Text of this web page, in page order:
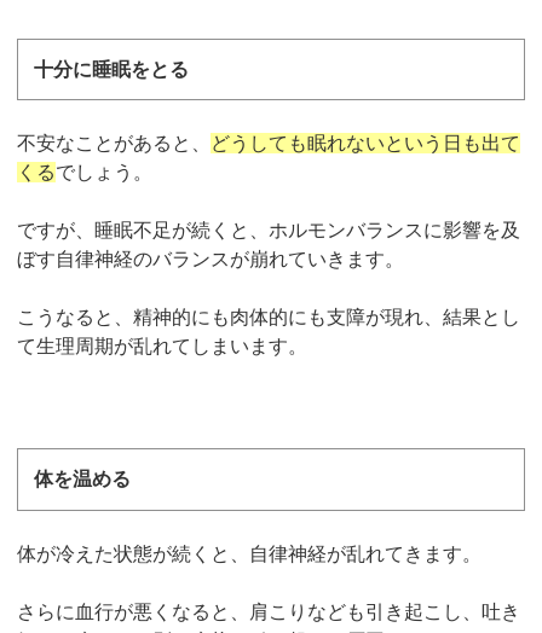
十分に睡眠をとる
不安なことがあると、 どうしても眠れないという日も出て
くるでしょう。
ですが、睡眠不足が続くと、ホルモンバランスに影響を及
ぼす自律神経のバランスが崩れていきます。
こうなると、精神的にも肉体的にも支障が現れ、結果とし
て生理周期が乱れてしまいます。
体を温める
体が冷えた状態が続くと、自律神経が乱れてきます。
さらに血行が悪くなると、肩こりなども引き起こし、吐き